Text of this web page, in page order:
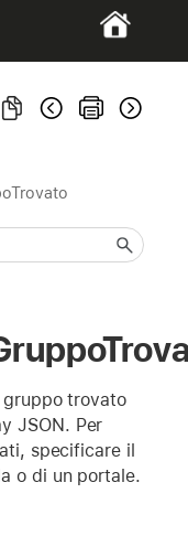
trovato
JSON. Per
specificare il
o di un portale.